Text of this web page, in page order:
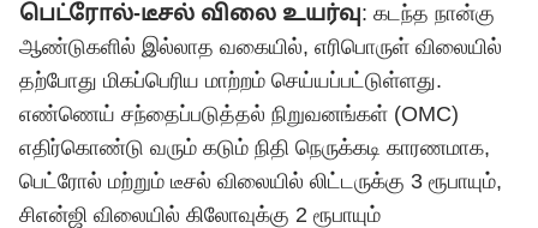
பெட்ரோல்-டீசல் விலை உயர்வு: கடந்த நான்கு
ஆண்டுகளில் இல்லாத வகையில், எரிபொருள் விலையில்
தற்போது மிகப்பெரிய மாற்றம் செய்யப்பட்டுள்ளது.
எண்ணெய் சந்தைப்படுத்தல் நிறுவனங்கள் (OMC)
எதிர்கொண்டு வரும் கடும் நிதி நெருக்கடி காரணமாக,
பெட்ரோல் மற்றும் டீசல் விலையில் லிட்டருக்கு 3 ரூபாயும்,
சிஎன்ஜி விலையில் கிலோவுக்கு 2 ரூபாயும்